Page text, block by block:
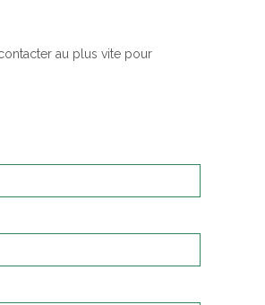
au plus vite pour